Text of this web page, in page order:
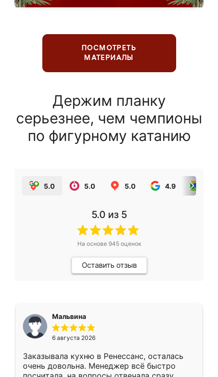
ПОСМОТРЕТЬ
МАТЕРИАЛЫ
Держим планку
серьезнее, чем чемпионы
по фигурному катанию
5.0 5.0 5.0 4.9
5.0 из 5
На основе 945оценок
Оставить отзыв
Мальвина
6 августа 2026
Заказывала кухню в Ренессанс, осталась
очень довольна. Менеджер всё быстро